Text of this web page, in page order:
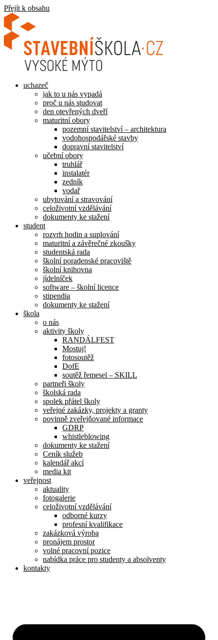
Přejít k obsahu
uchazeč
jak to u nás vypadá
proč u nás studovat
den otevřených dveří
maturitní obory
pozemní stavitelství – architektura
vodohospodářské stavby
dopravní stavitelství
učební obory
truhlář
instalatér
zedník
vodař
ubytování a stravování
celoživotní vzdělávání
dokumenty ke stažení
student
rozvrh hodin a suplování
maturitní a závěrečné zkoušky
studentská rada
školní poradenské pracoviště
školní knihovna
jídelníček
software – školní licence
stipendia
dokumenty ke stažení
škola
o nás
aktivity školy
RANDÁLFEST
Mostuj!
fotosoutěž
DofE
soutěž řemesel – SKILL
partneři školy
školská rada
spolek přátel školy
veřejné zakázky, projekty a granty
povinně zveřejňované informace
GDRP
whistleblowing
dokumenty ke stažení
Ceník služeb
kalendář akcí
media kit
veřejnost
aktuality
fotogalerie
celoživotní vzdělávání
odborné kurzy
profesní kvalifikace
zakázková výroba
pronájem prostor
volné pracovní pozice
nabídka práce pro studenty a absolventy
kontakty